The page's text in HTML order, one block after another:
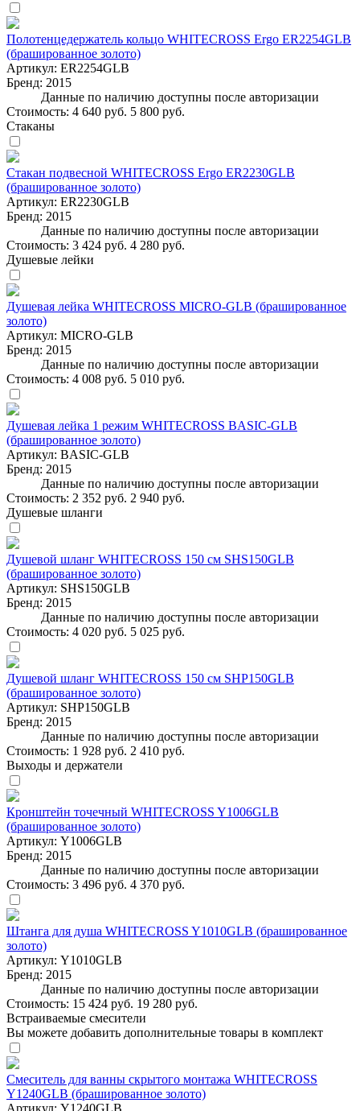
Полотенцедержатель кольцо WHITECROSS Ergo ER2254GLB
(брашированное золото)
Артикул: ER2254GLB
Бренд: 2015
Данные по наличию доступны после авторизации
Стоимость: 4 640 руб. 5 800 руб.
Стаканы
Стакан подвесной WHITECROSS Ergo ER2230GLB
(брашированное золото)
Артикул: ER2230GLB
Бренд: 2015
Данные по наличию доступны после авторизации
Стоимость: 3 424 руб. 4 280 руб.
Душевые лейки
Душевая лейка WHITECROSS MICRO-GLB (брашированное
золото)
Артикул: MICRO-GLB
Бренд: 2015
Данные по наличию доступны после авторизации
Стоимость: 4 008 руб. 5 010 руб.
Душевая лейка 1 режим WHITECROSS BASIC-GLB
(брашированное золото)
Артикул: BASIC-GLB
Бренд: 2015
Данные по наличию доступны после авторизации
Стоимость: 2 352 руб. 2 940 руб.
Душевые шланги
Душевой шланг WHITECROSS 150 см SHS150GLB
(брашированное золото)
Артикул: SHS150GLB
Бренд: 2015
Данные по наличию доступны после авторизации
Стоимость: 4 020 руб. 5 025 руб.
Душевой шланг WHITECROSS 150 см SHP150GLB
(брашированное золото)
Артикул: SHP150GLB
Бренд: 2015
Данные по наличию доступны после авторизации
Стоимость: 1 928 руб. 2 410 руб.
Выходы и держатели
Кронштейн точечный WHITECROSS Y1006GLB
(брашированное золото)
Артикул: Y1006GLB
Бренд: 2015
Данные по наличию доступны после авторизации
Стоимость: 3 496 руб. 4 370 руб.
Штанга для душа WHITECROSS Y1010GLB (брашированное
золото)
Артикул: Y1010GLB
Бренд: 2015
Данные по наличию доступны после авторизации
Стоимость: 15 424 руб. 19 280 руб.
Встраиваемые смесители
Вы можете добавить дополнительные товары в комплект
Смеситель для ванны скрытого монтажа WHITECROSS
Y1240GLB (брашированное золото)
Артикул: Y1240GLB